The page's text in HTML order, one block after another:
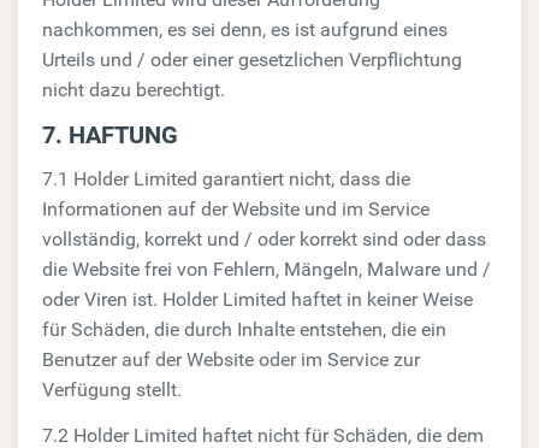
nachkommen, es sei denn, es ist aufgrund eines
Urteils und / oder einer gesetzlichen Verpflichtung
nicht dazu berechtigt.
7. HAFTUNG
7.1 Holder Limited garantiert nicht, dass die
Informationen auf der Website und im Service
vollständig, korrekt und / oder korrekt sind oder dass
die Website frei von Fehlern, Mängeln, Malware und /
oder Viren ist. Holder Limited haftet in keiner Weise
für Schäden, die durch Inhalte entstehen, die ein
Benutzer auf der Website oder im Service zur
Verfügung stellt.
7.2 Holder Limited haftet nicht für Schäden, die dem